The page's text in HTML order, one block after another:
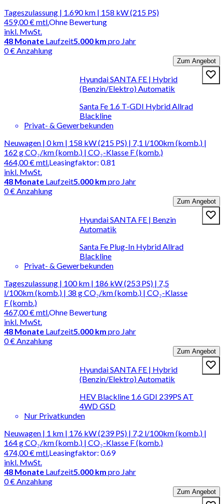
Tageszulassung | 1.690 km | 158 kW (215 PS)
459,00 €mtl.
inkl. MwSt.
Ohne Bewertung
48 Monate Laufzeit5.000 km pro Jahr
0 € Anzahlung
Zum Angebot
Hyundai SANTA FE | Hybrid
(Benzin/Elektro) Automatik
Santa Fe 1.6 T-GDI Hybrid Allrad
Blackline
Privat- & Gewerbekunden
Neuwagen | 0 km | 158 kW (215 PS) | 7,1 l/100km (komb.) |
162 g CO₂/km (komb.) | CO₂-Klasse F (komb.)
464,00 €mtl.
inkl. MwSt.
Leasingfaktor: 0.81
48 Monate Laufzeit5.000 km pro Jahr
0 € Anzahlung
Zum Angebot
Hyundai SANTA FE | Benzin
Automatik
Santa Fe Plug-In Hybrid Allrad
Blackline
Privat- & Gewerbekunden
Tageszulassung | 100 km | 186 kW (253 PS) | 7,5
l/100km (komb.) | 38 g CO₂/km (komb.) | CO₂-Klasse
F (komb.)
467,00 €mtl.
inkl. MwSt.
Ohne Bewertung
48 Monate Laufzeit5.000 km pro Jahr
0 € Anzahlung
Zum Angebot
Hyundai SANTA FE | Hybrid
(Benzin/Elektro) Automatik
HEV Blackline 1.6 GDI 239PS AT
4WD GSD
Nur Privatkunden
Neuwagen | 1 km | 176 kW (239 PS) | 7,2 l/100km (komb.) |
164 g CO₂/km (komb.) | CO₂-Klasse F (komb.)
474,00 €mtl.
inkl. MwSt.
Leasingfaktor: 0.69
48 Monate Laufzeit5.000 km pro Jahr
0 € Anzahlung
Zum Angebot